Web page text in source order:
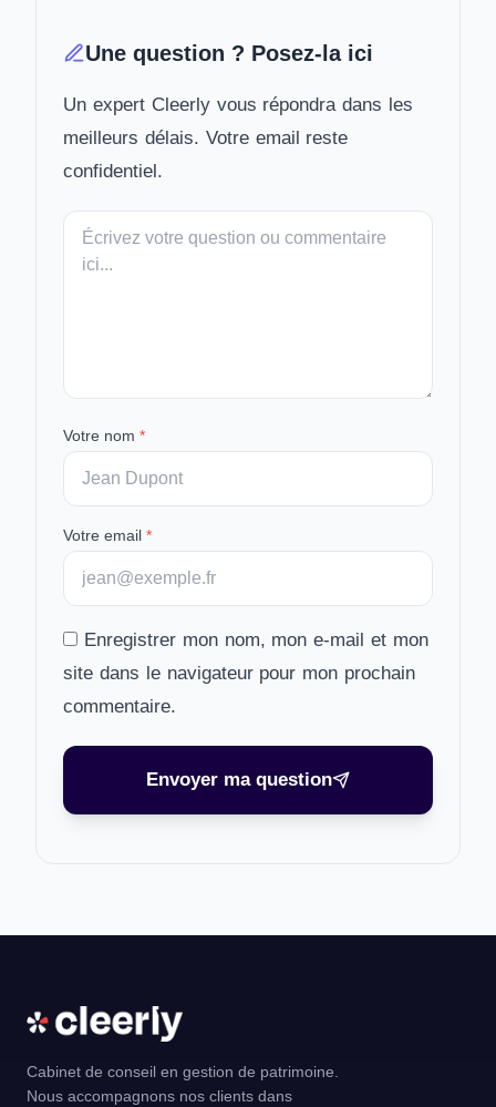
Une question ? Posez-la ici
Un expert Cleerly vous répondra dans les
meilleurs délais. Votre email reste
confidentiel.
Votre
message
Votre nom *
Votre email *
Enregistrer mon nom, mon e-mail et mon
site dans le navigateur pour mon prochain
commentaire.
Envoyer ma question
Cabinet de conseil en gestion de patrimoine.
Nous accompagnons nos clients dans